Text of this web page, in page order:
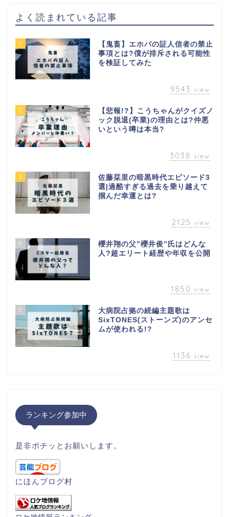
よく読まれている記事
1
【鬼畜】エホバの証人信者の禁止
事項とは?僕が排斥される可能性
を検証してみた
9543 view
2
【悲報!?】こうちゃんがクイズノ
ック脱退(卒業)の理由とは?仲悪
いという噂は本当?
3038 view
3
佐藤栞里の暗黒時代エピソード3
選|過酷すぎる過去を乗り越えて
掴んだ幸運とは?
2125 view
4
櫻井翔の父”櫻井俊”氏はどんな
人?超エリート経歴や年収を公開
1850 view
5
大病院占拠の続編主題歌は
SixTONES(ストーンズ)のアンセ
ムが使われる!?
1136 view
ランキング参加中
是非ポチッとお願いします。
にほんブログ村